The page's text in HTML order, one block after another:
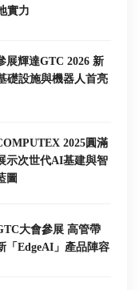
實力
展輝達GTC 2026 新
礎設施與機器人首亮
2025圓滿
示次世代AI基建與智
圖
大會參展 高管帶
「EdgeAI」產品陣容